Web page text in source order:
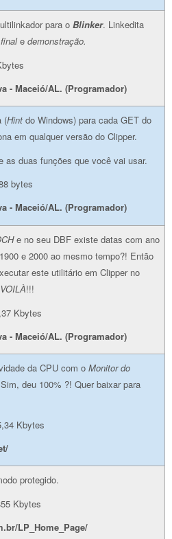
para o Blinker. Linkedita
e demonstração.
- Maceió/AL. (Programador)
(Hint do Windows) para cada GET do
em qualquer versão do Clipper.
as duas funções que você vai usar.
bytes
- Maceió/AL. (Programador)
e no seu DBF existe datas com ano
e 2000 ao mesmo tempo?! Então
este utilitário em Clipper no
VOILÀ!!!
Kbytes
- Maceió/AL. (Programador)
da CPU com o Monitor do
deu 100% ?! Quer baixar para
Kbytes
protegido.
Kbytes
LP_Home_Page/